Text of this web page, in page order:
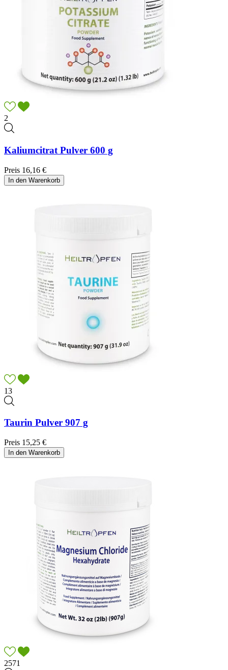
2
Kaliumcitrat Pulver 600 g
Preis 16,16 €
In den Warenkorb
13
Taurin Pulver 907 g
Preis 15,25 €
In den Warenkorb
2571